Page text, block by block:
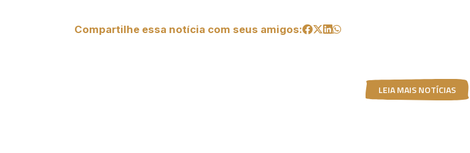
Compartilhe essa notícia com seus amigos:
LEIA MAIS NOTÍCIAS